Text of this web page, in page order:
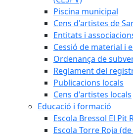
Piscina municipal
Cens d'artistes de
Entitats i
Cessió de material i
Ordenança de
Reglament del
Publicacions locals
Cens d'artistes locals
Educació i formació
Escola Bressol El Pit
Escola Torre Roja